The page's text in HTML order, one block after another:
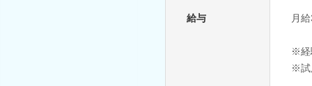
給与 月
※経
※試